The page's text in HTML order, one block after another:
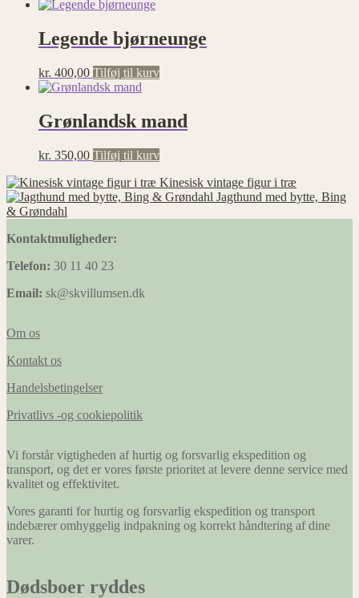
Legende bjørneunge
kr. 400,00 Tilføj til kurv
Grønlandsk mand
kr. 350,00 Tilføj til kurv
Kinesisk vintage figur i træ
Jagthund med bytte, Bing
& Grøndahl
Kontaktmuligheder:
Telefon: 30 11 40 23
Email: sk@skvillumsen.dk
Om os
Kontakt os
Handelsbetingelser
Privatlivs -og cookiepolitik
Vi forstår vigtigheden af hurtig og forsvarlig ekspedition og
transport, og det er vores første prioritet at levere denne service med
kvalitet og effektivitet.
Vores garanti for hurtig og forsvarlig ekspedition og transport
indebærer omhyggelig indpakning og korrekt håndtering af dine
varer.
Dødsboer ryddes